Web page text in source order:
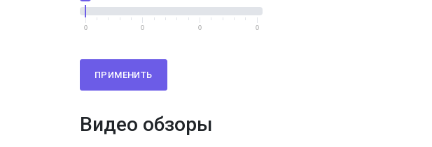
0 0 0 0
ПРИМЕНИТЬ
Видео обзоры